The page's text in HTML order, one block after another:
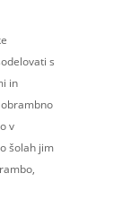
s
in
v
šolah jim